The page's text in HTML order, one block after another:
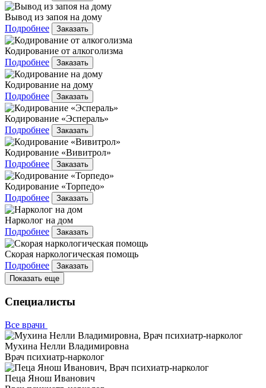
Вывод из запоя на дому
Подробнее
Заказать
Кодирование от алкоголизма
Подробнее
Заказать
Кодирование на дому
Подробнее
Заказать
Кодирование «Эспераль»
Подробнее
Заказать
Кодирование «Вивитрол»
Подробнее
Заказать
Кодирование «Торпедо»
Подробнее
Заказать
Нарколог на дом
Подробнее
Заказать
Скорая наркологическая помощь
Подробнее
Заказать
Показать еще
Специалисты
Все врачи
Мухина Нелли Владимировна
Врач психиатр-нарколог
Пеца Янош Иванович